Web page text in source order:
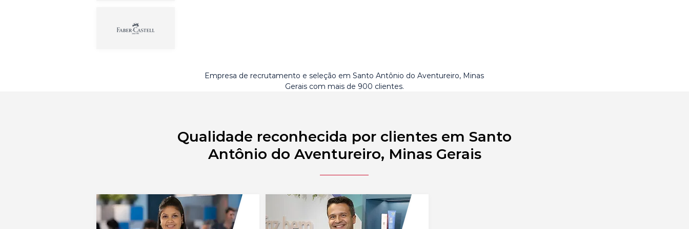
Empresa de recrutamento e seleção em Santo Antônio do Aventureiro, Minas
Gerais com mais de 900 clientes.
Qualidade reconhecida por clientes em Santo
Antônio do Aventureiro, Minas Gerais